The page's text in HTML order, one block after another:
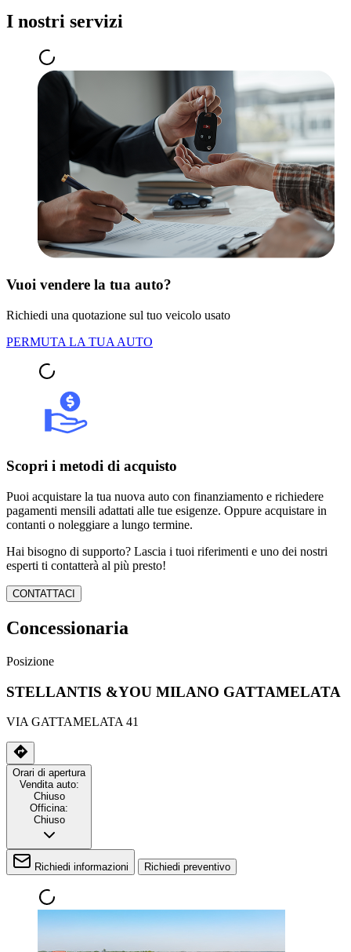
I nostri servizi
Vuoi vendere la tua auto?
Richiedi una quotazione sul tuo veicolo usato
PERMUTA LA TUA AUTO
Scopri i metodi di acquisto
Puoi acquistare la tua nuova auto con finanziamento e richiedere
pagamenti mensili adattati alle tue esigenze. Oppure acquistare in
contanti o noleggiare a lungo termine.
Hai bisogno di supporto? Lascia i tuoi riferimenti e uno dei nostri
esperti ti contatterà al più presto!
CONTATTACI
Concessionaria
Posizione
STELLANTIS &YOU MILANO GATTAMELATA
VIA GATTAMELATA 41
Orari di apertura
Vendita auto:
Chiuso
Officina:
Chiuso
Richiedi informazioni Richiedi preventivo